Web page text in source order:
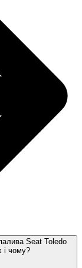
Seat Toledo
і чому?